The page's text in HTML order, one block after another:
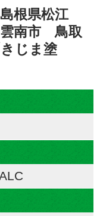
根県松江
雲南市 鳥取
じま塗